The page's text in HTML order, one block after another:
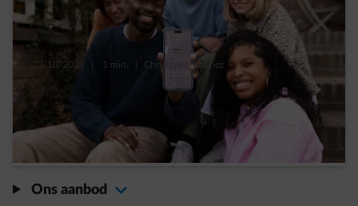
23/10/2025 1 min. Christophe Rochez
Energiescore: jouw energieverbruik
beoordeeld, van A tot E
Read more
Ons aanbod